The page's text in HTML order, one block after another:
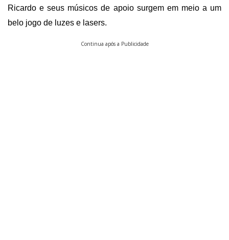
Ricardo e seus músicos de apoio surgem em meio a um
belo jogo de luzes e lasers.
Continua após a Publicidade